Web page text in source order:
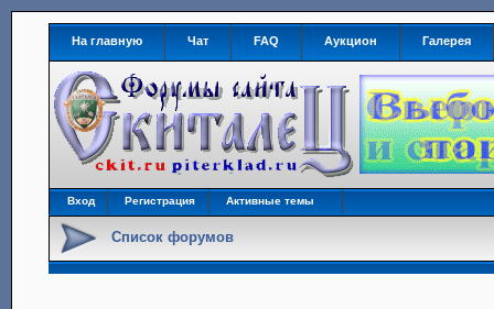
На главную Чат FAQ Аукцион Галерея
Вход Регистрация Активные темы
Список форумов